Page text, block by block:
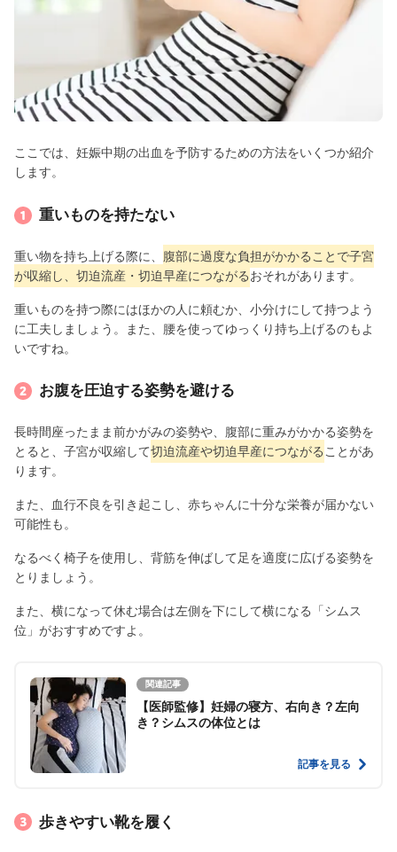
ここでは、妊娠中期の出血を予防するための方法をいくつか紹介
します。
重いものを持たない
重い物を持ち上げる際に、 腹部に過度な負担がかかることで子宮
が収縮し、切迫流産・切迫早産につながるおそれがあります。
重いものを持つ際にはほかの人に頼むか、小分けにして持つよう
に工夫しましょう。また、腰を使ってゆっくり持ち上げるのもよ
いですね。
お腹を圧迫する姿勢を避ける
長時間座ったまま前かがみの姿勢や、腹部に重みがかかる姿勢を
とると、子宮が収縮して切迫流産や切迫早産につながることがあ
ります。
また、血行不良を引き起こし、赤ちゃんに十分な栄養が届かない
可能性も。
なるべく椅子を使用し、背筋を伸ばして足を適度に広げる姿勢を
とりましょう。
また、横になって休む場合は左側を下にして横になる「シムス
位」がおすすめですよ。
関連記事
【医師監修】妊婦の寝方、右向き？左向
き？シムスの体位とは
記事を見る
歩きやすい靴を履く